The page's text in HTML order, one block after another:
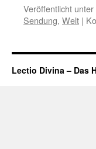
Veröffentlicht unter
Sendung, Welt |
Lectio Divina – Das